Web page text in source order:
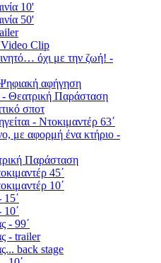
10'
50'
Video Clip
όχι με την ζωή! -
αφήγηση
- Θεατρική Παράσταση
σποτ
- Ντοκιμαντέρ 63΄
με αφορμή ένα κτήριο -
Παράσταση
45΄
10΄
- 99΄
- trailer
back stage